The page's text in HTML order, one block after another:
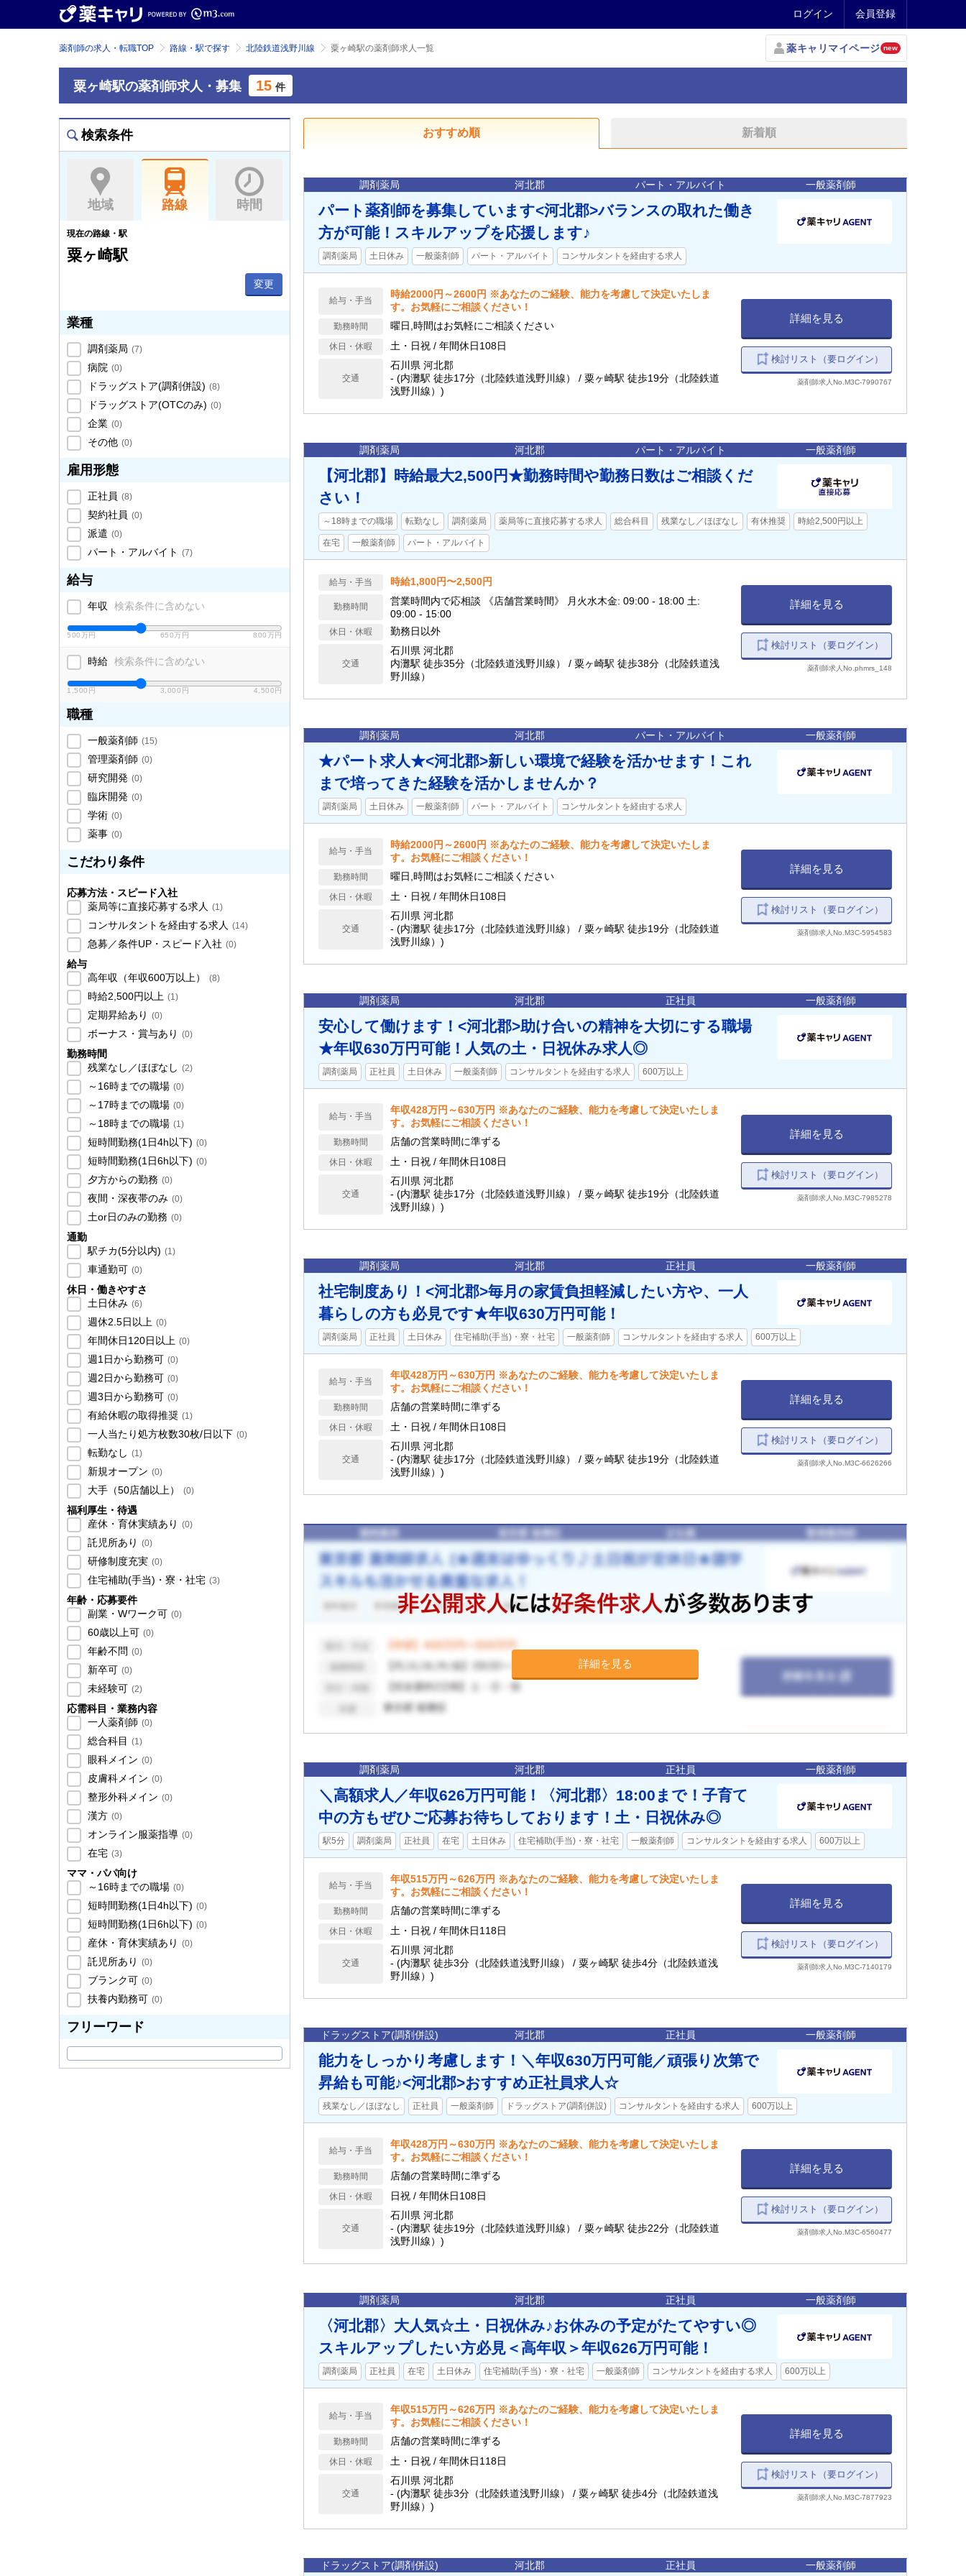
ログイン 会員登録
薬剤師の求人・転職TOP 路線・駅で探す 北陸鉄道浅野川線 粟ヶ崎駅の薬剤師求人一覧 薬キャリマイページ new
粟ヶ崎駅の薬剤師求人・募集 15 件
検索条件
地域 路線 時間
現在の路線・駅
粟ヶ崎駅
変更
業種
調剤薬局 (7)
病院 (0)
ドラッグストア(調剤併設) (8)
ドラッグストア(OTCのみ) (0)
企業 (0)
その他 (0)
雇用形態
正社員 (8)
契約社員 (0)
派遣 (0)
パート・アルバイト (7)
給与
年収 検索条件に含めない
500万円 650万円 800万円
時給 検索条件に含めない
1,500円 3,000円 4,500円
職種
一般薬剤師 (15)
管理薬剤師 (0)
研究開発 (0)
臨床開発 (0)
学術 (0)
薬事 (0)
こだわり条件
応募方法・スピード入社
薬局等に直接応募する求人 (1)
コンサルタントを経由する求人 (14)
急募／条件UP・スピード入社 (0)
給与
高年収（年収600万以上）
(8)
時給2,500円以上 (1)
定期昇給あり (0)
ボーナス・賞与あり (0)
勤務時間
残業なし／ほぼなし (2)
～16時までの職場 (0)
～17時までの職場 (0)
～18時までの職場 (1)
短時間勤務(1日4h以下) (0)
短時間勤務(1日6h以下) (0)
夕方からの勤務 (0)
夜間・深夜帯のみ (0)
土or日のみの勤務 (0)
通勤
駅チカ(5分以内) (1)
車通勤可 (0)
休日・働きやすさ
土日休み (6)
週休2.5日以上 (0)
年間休日120日以上 (0)
週1日から勤務可 (0)
週2日から勤務可 (0)
週3日から勤務可 (0)
有給休暇の取得推奨 (1)
一人当たり処方枚数30枚/日以下 (0)
転勤なし (1)
新規オープン (0)
大手（50店舗以上） (0)
福利厚生・待遇
産休・育休実績あり (0)
託児所あり (0)
研修制度充実 (0)
住宅補助(手当)・寮・社宅 (3)
年齢・応募要件
副業・Wワーク可 (0)
60歳以上可 (0)
年齢不問 (0)
新卒可 (0)
未経験可 (2)
応需科目・業務内容
一人薬剤師 (0)
総合科目 (1)
眼科メイン (0)
皮膚科メイン (0)
整形外科メイン (0)
漢方 (0)
オンライン服薬指導 (0)
在宅 (3)
ママ・パパ向け
～16時までの職場 (0)
短時間勤務(1日4h以下) (0)
短時間勤務(1日6h以下) (0)
産休・育休実績あり (0)
託児所あり (0)
ブランク可 (0)
扶養内勤務可 (0)
フリーワード
おすすめ順 新着順
調剤薬局 河北郡 パート・アルバイト 一般薬剤師
パート薬剤師を募集しています<河北郡>バランスの取れた働き
方が可能！スキルアップを応援します♪
調剤薬局 土日休み 一般薬剤師 パート・アルバイト コンサルタントを経由する求人
給与・手当
時給2000円～2600円 ※あなたのご経験、能力を考慮して決定いたしま
す。お気軽にご相談ください！
勤務時間 曜日,時間はお気軽にご相談ください
休日・休暇 土・日祝 / 年間休日108日
交通
石川県 河北郡
- (内灘駅 徒歩17分（北陸鉄道浅野川線） / 粟ヶ崎駅 徒歩19分（北陸鉄道
浅野川線）)
詳細を見る
検討リスト（要ログイン）
薬剤師求人No.M3C-7990767
調剤薬局 河北郡 パート・アルバイト 一般薬剤師
【河北郡】時給最大2,500円★勤務時間や勤務日数はご相談くだ
さい！
～18時までの職場 転勤なし 調剤薬局 薬局等に直接応募する求人 総合科目 残業なし／ほぼなし 有休推奨 時給2,500円以上
在宅 一般薬剤師 パート・アルバイト
給与・手当 時給1,800円〜2,500円
勤務時間
営業時間内で応相談 《店舗営業時間》 月火水木金: 09:00 - 18:00 土:
09:00 - 15:00
休日・休暇 勤務日以外
交通
石川県 河北郡
内灘駅 徒歩35分（北陸鉄道浅野川線） / 粟ヶ崎駅 徒歩38分（北陸鉄道浅
野川線）
詳細を見る
検討リスト（要ログイン）
薬剤師求人No.phmrs_148
調剤薬局 河北郡 パート・アルバイト 一般薬剤師
★パート求人★<河北郡>新しい環境で経験を活かせます！これ
まで培ってきた経験を活かしませんか？
調剤薬局 土日休み 一般薬剤師 パート・アルバイト コンサルタントを経由する求人
給与・手当
時給2000円～2600円 ※あなたのご経験、能力を考慮して決定いたしま
す。お気軽にご相談ください！
勤務時間 曜日,時間はお気軽にご相談ください
休日・休暇 土・日祝 / 年間休日108日
交通
石川県 河北郡
- (内灘駅 徒歩17分（北陸鉄道浅野川線） / 粟ヶ崎駅 徒歩19分（北陸鉄道
浅野川線）)
詳細を見る
検討リスト（要ログイン）
薬剤師求人No.M3C-5954583
調剤薬局 河北郡 正社員 一般薬剤師
安心して働けます！<河北郡>助け合いの精神を大切にする職場
★年収630万円可能！人気の土・日祝休み求人◎
調剤薬局 正社員 土日休み 一般薬剤師 コンサルタントを経由する求人 600万以上
給与・手当
年収428万円～630万円 ※あなたのご経験、能力を考慮して決定いたしま
す。お気軽にご相談ください！
勤務時間 店舗の営業時間に準ずる
休日・休暇 土・日祝 / 年間休日108日
交通
石川県 河北郡
- (内灘駅 徒歩17分（北陸鉄道浅野川線） / 粟ヶ崎駅 徒歩19分（北陸鉄道
浅野川線）)
詳細を見る
検討リスト（要ログイン）
薬剤師求人No.M3C-7985278
調剤薬局 河北郡 正社員 一般薬剤師
社宅制度あり！<河北郡>毎月の家賃負担軽減したい方や、一人
暮らしの方も必見です★年収630万円可能！
調剤薬局 正社員 土日休み 住宅補助(手当)・寮・社宅 一般薬剤師 コンサルタントを経由する求人 600万以上
給与・手当
年収428万円～630万円 ※あなたのご経験、能力を考慮して決定いたしま
す。お気軽にご相談ください！
勤務時間 店舗の営業時間に準ずる
休日・休暇 土・日祝 / 年間休日108日
交通
石川県 河北郡
- (内灘駅 徒歩17分（北陸鉄道浅野川線） / 粟ヶ崎駅 徒歩19分（北陸鉄道
浅野川線）)
詳細を見る
検討リスト（要ログイン）
薬剤師求人No.M3C-6626266
詳細を見る
調剤薬局 河北郡 正社員 一般薬剤師
＼高額求人／年収626万円可能！〈河北郡〉18:00まで！子育て
中の方もぜひご応募お待ちしております！土・日祝休み◎
駅5分 調剤薬局 正社員 在宅 土日休み 住宅補助(手当)・寮・社宅 一般薬剤師 コンサルタントを経由する求人 600万以上
給与・手当
年収515万円～626万円 ※あなたのご経験、能力を考慮して決定いたしま
す。お気軽にご相談ください！
勤務時間 店舗の営業時間に準ずる
休日・休暇 土・日祝 / 年間休日118日
交通
石川県 河北郡
- (内灘駅 徒歩3分（北陸鉄道浅野川線） / 粟ヶ崎駅 徒歩4分（北陸鉄道浅
野川線）)
詳細を見る
検討リスト（要ログイン）
薬剤師求人No.M3C-7140179
ドラッグストア(調剤併設) 河北郡 正社員 一般薬剤師
能力をしっかり考慮します！＼年収630万円可能／頑張り次第で
昇給も可能♪<河北郡>おすすめ正社員求人☆
残業なし／ほぼなし 正社員 一般薬剤師 ドラッグストア(調剤併設) コンサルタントを経由する求人 600万以上
給与・手当
年収428万円～630万円 ※あなたのご経験、能力を考慮して決定いたしま
す。お気軽にご相談ください！
勤務時間 店舗の営業時間に準ずる
休日・休暇 日祝 / 年間休日108日
交通
石川県 河北郡
- (内灘駅 徒歩19分（北陸鉄道浅野川線） / 粟ヶ崎駅 徒歩22分（北陸鉄道
浅野川線）)
詳細を見る
検討リスト（要ログイン）
薬剤師求人No.M3C-6560477
調剤薬局 河北郡 正社員 一般薬剤師
〈河北郡〉大人気☆土・日祝休み♪お休みの予定がたてやすい◎
スキルアップしたい方必見＜高年収＞年収626万円可能！
調剤薬局 正社員 在宅 土日休み 住宅補助(手当)・寮・社宅 一般薬剤師 コンサルタントを経由する求人 600万以上
給与・手当
年収515万円～626万円 ※あなたのご経験、能力を考慮して決定いたしま
す。お気軽にご相談ください！
勤務時間 店舗の営業時間に準ずる
休日・休暇 土・日祝 / 年間休日118日
交通
石川県 河北郡
- (内灘駅 徒歩3分（北陸鉄道浅野川線） / 粟ヶ崎駅 徒歩4分（北陸鉄道浅
野川線）)
詳細を見る
検討リスト（要ログイン）
薬剤師求人No.M3C-7877923
ドラッグストア(調剤併設) 河北郡 正社員 一般薬剤師